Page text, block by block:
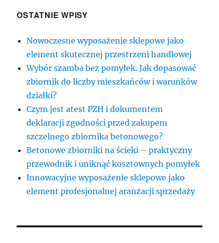
OSTATNIE WPISY
Nowoczesne wyposażenie sklepowe jako
element skutecznej przestrzeni handlowej
Wybór szamba bez pomyłek. Jak dopasować
zbiornik do liczby mieszkańców i warunków
działki?
Czym jest atest PZH i dokumentem
deklaracji zgodności przed zakupem
szczelnego zbiornika betonowego?
Betonowe zbiorniki na ścieki – praktyczny
przewodnik i uniknąć kosztownych pomyłek
Innowacyjne wyposażenie sklepowe jako
element profesjonalnej aranżacji sprzedaży